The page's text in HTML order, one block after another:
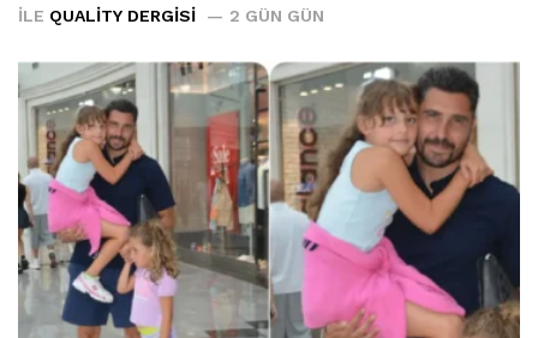
İLE QUALITY DERGISI 2 GÜN GÜN